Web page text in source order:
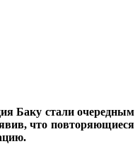
Баку стали очередным
что повторяющиеся